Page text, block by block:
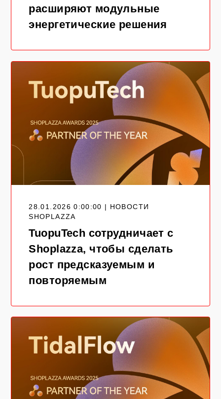
расширяют модульные
энергетические решения
28.01.2026 0:00:00 | НОВОСТИ
SHOPLAZZA
TuopuTech сотрудничает с
Shoplazza, чтобы сделать
рост предсказуемым и
повторяемым